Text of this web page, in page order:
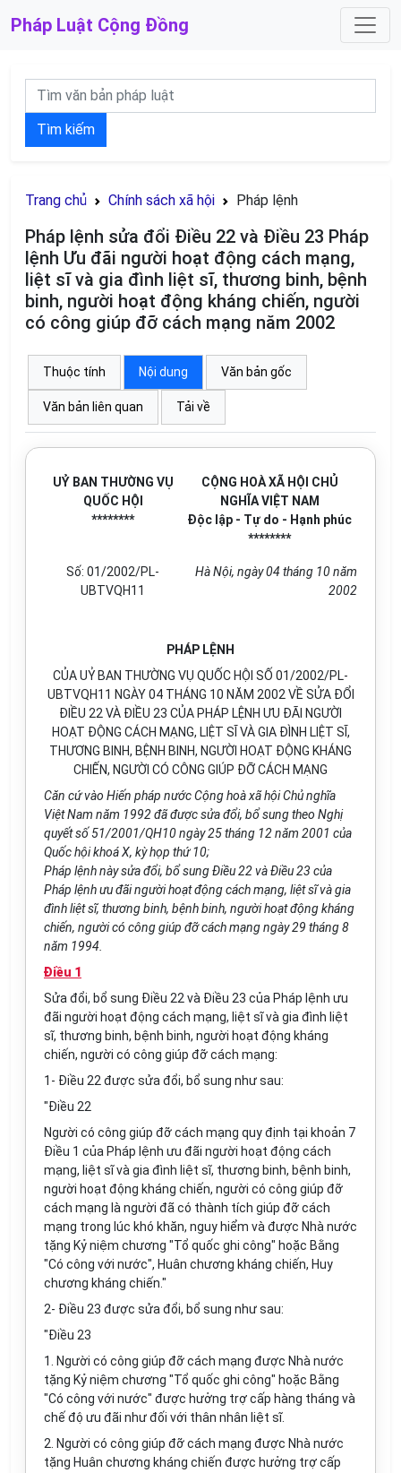
Pháp Luật Cộng Đồng
Tìm kiếm
Trang chủ Chính sách xã hội Pháp lệnh
Pháp lệnh sửa đổi Điều 22 và Điều 23 Pháp
lệnh Ưu đãi người hoạt động cách mạng,
liệt sĩ và gia đình liệt sĩ, thương binh, bệnh
binh, người hoạt động kháng chiến, người
có công giúp đỡ cách mạng năm 2002
Thuộc tính Nội dung Văn bản gốc
Văn bản liên quan Tải về
UỶ BAN THƯỜNG VỤ
QUỐC HỘI
********
CỘNG HOÀ XÃ HỘI CHỦ
NGHĨA VIỆT NAM
Độc lập - Tự do - Hạnh phúc
********
Số: 01/2002/PL-
UBTVQH11
Hà Nội, ngày 04 tháng 10 năm
2002
PHÁP LỆNH
CỦA UỶ BAN THƯỜNG VỤ QUỐC HỘI SỐ 01/2002/PL-
UBTVQH11 NGÀY 04 THÁNG 10 NĂM 2002 VỀ SỬA ĐỔI
ĐIỀU 22 VÀ ĐIỀU 23 CỦA PHÁP LỆNH ƯU ĐÃI NGƯỜI
HOẠT ĐỘNG CÁCH MẠNG, LIỆT SĨ VÀ GIA ĐÌNH LIỆT SĨ,
THƯƠNG BINH, BỆNH BINH, NGƯỜI HOẠT ĐỘNG KHÁNG
CHIẾN, NGƯỜI CÓ CÔNG GIÚP ĐỠ CÁCH MẠNG
Căn cứ vào Hiến pháp nước Cộng hoà xã hội Chủ nghĩa
Việt Nam năm 1992 đã được sửa đổi, bổ sung theo Nghị
quyết số 51/2001/QH10 ngày 25 tháng 12 năm 2001 của
Quốc hội khoá X, kỳ họp thứ 10;
Pháp lệnh này sửa đổi, bổ sung Điều 22 và Điều 23 của
Pháp lệnh ưu đãi người hoạt động cách mạng, liệt sĩ và gia
đình liệt sĩ, thương binh, bệnh binh, người hoạt động kháng
chiến, người có công giúp đỡ cách mạng ngày 29 tháng 8
năm 1994.
Điều 1
Sửa đổi, bổ sung Điều 22 và Điều 23 của Pháp lệnh ưu
đãi người hoạt động cách mạng, liệt sĩ và gia đình liệt
sĩ, thương binh, bệnh binh, người hoạt động kháng
chiến, người có công giúp đỡ cách mạng:
1- Điều 22 được sửa đổi, bổ sung như sau:
"Điều 22
Người có công giúp đỡ cách mạng quy định tại khoản 7
Điều 1 của Pháp lệnh ưu đãi người hoạt động cách
mạng, liệt sĩ và gia đình liệt sĩ, thương binh, bệnh binh,
người hoạt động kháng chiến, người có công giúp đỡ
cách mạng là người đã có thành tích giúp đỡ cách
mạng trong lúc khó khăn, nguy hiểm và được Nhà nước
tặng Kỷ niệm chương "Tổ quốc ghi công" hoặc Bằng
"Có công với nước", Huân chương kháng chiến, Huy
chương kháng chiến."
2- Điều 23 được sửa đổi, bổ sung như sau:
"Điều 23
1. Người có công giúp đỡ cách mạng được Nhà nước
tặng Kỷ niệm chương "Tổ quốc ghi công" hoặc Bằng
"Có công với nước" được hưởng trợ cấp hàng tháng và
chế độ ưu đãi như đối với thân nhân liệt sĩ.
2. Người có công giúp đỡ cách mạng được Nhà nước
tặng Huân chương kháng chiến được hưởng trợ cấp